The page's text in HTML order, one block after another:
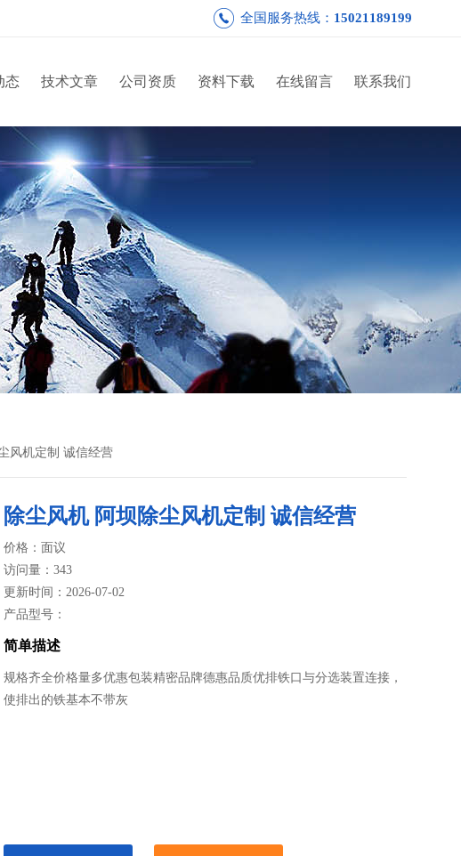
全国服务热线： 15021189199
态 技术文章 公司资质 资料下载 在线留言 联系我们
风机定制 诚信经营
除尘风机 阿坝除尘风机定制 诚信经营
价格：面议
访问量：343
更新时间：2026-07-02
产品型号：
简单描述
规格齐全价格量多优惠包装精密品牌德惠品质优排铁口与分选装置连接，
使排出的铁基本不带灰